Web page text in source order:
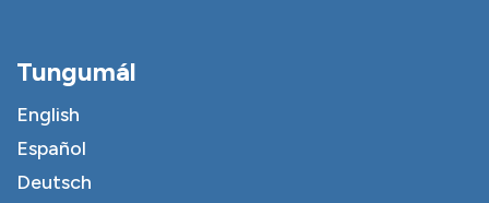
Tungumál
English
Español
Deutsch